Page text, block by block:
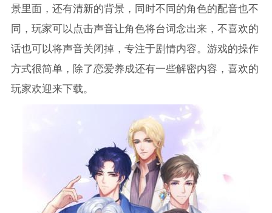
景里面，还有清新的背景，同时不同的角色的配音也不
同，玩家可以点击声音让角色将台词念出来，不喜欢的
话也可以将声音关闭掉，专注于剧情内容。游戏的操作
方式很简单，除了恋爱养成还有一些解密内容，喜欢的
玩家欢迎来下载。